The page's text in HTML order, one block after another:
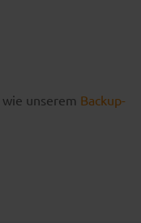
unserem Backup-